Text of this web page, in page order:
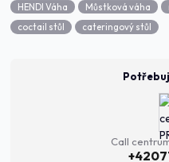
HENDI Váha
Můstková váha
coctail stůl
cateringový stůl
Call